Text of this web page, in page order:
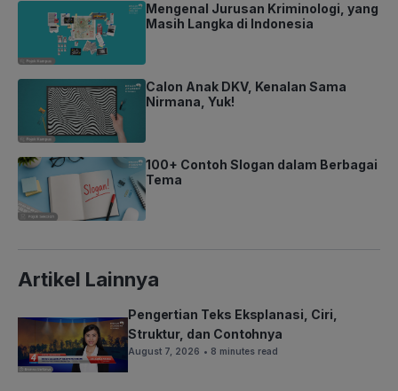
Mengenal Jurusan Kriminologi, yang
Masih Langka di Indonesia
Calon Anak DKV, Kenalan Sama
Nirmana, Yuk!
100+ Contoh Slogan dalam Berbagai
Tema
Artikel Lainnya
Pengertian Teks Eksplanasi, Ciri,
Struktur, dan Contohnya
August 7, 2026 • 8 minutes read